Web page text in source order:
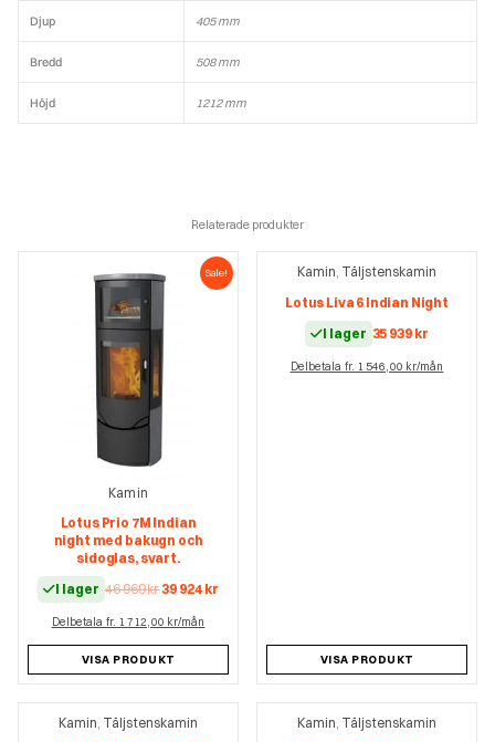
Djup 405 mm
Bredd 508 mm
Höjd 1212 mm
Relaterade produkter
Sale!
Kamin
Lotus Prio 7M Indian
night med bakugn och
sidoglas, svart.
I lager 46 969krDet
priset
46
969 kr.
39 924 krDet
924 kr.
Delbetala fr. 1 712,00 kr/mån
VISA PRODUKT
Kamin, Täljstenskamin
Lotus Liva 6 Indian Night
I lager 35 939 kr
Delbetala fr. 1 546,00 kr/mån
VISA PRODUKT
Kamin Täljstenskamin
Kamin Täljstenskamin